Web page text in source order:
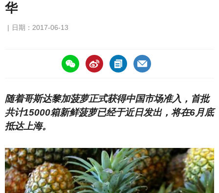
华
日期：2017-06-13
https://asiafruitchina.net/16111.html
随着哥斯达黎加菠萝正式获得中国市场准入，首批
共计15000箱新鲜菠萝已经于近日发出，将在6月底
抵达上海。